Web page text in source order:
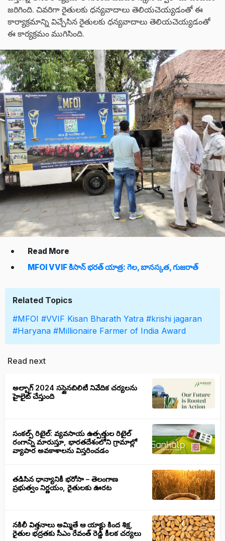
జరిగింది. చివరిగా రైతులకు ధన్యవాదాలు తెలియచెయ్యడంతో ఈ
కార్యాక్రమాన్ని విచ్చేసిన రైతులకు ధన్యవాదాలు తెలియచెయ్యడంతో
ఈ కార్యక్రమం ముగిసింది.
Read More
MFOI VVIF కిసాన్ భరత్ యాత్ర: గెల, బానస్కత, గుజరాత్
Related Topics
#MFOI #VVIF Kisan Bharath Yatra #krishi jagaran
#Haryana #Millionaire Farmer of India Award
Read next
అల్బాగ్ 2024 సస్టైనబిలిటీ నివేదిక చర్యలను
హైలైట్ చేస్తుంది
సంకల్ప్ రిటైల్: వ్యవసాయ ఉత్పత్తుల రిటైల్
రంగాన్ని మారుస్తూ, భారతదేశంలోని గ్రామాల్లో
వ్యాపార అవకాశాలను విస్తరించడం
తడిసిన ధాన్యానికీ భరోసా – తెలంగాణ
ప్రభుత్వం నిర్ణయం, రైతులకు ఊరట
నకిలీ విత్తనాలు అమ్మితే ఆ యాక్టు కింద శిక్ష,
రైతుల భద్రతకు సీఎం రేవంత్ రెడ్డి కీలక చర్యలు